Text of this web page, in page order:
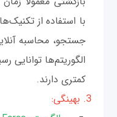
با استفاده از
جستجو، محاسبه
الگوریتم‌ها توانایی
کمتری دارند.
3. بهینگی: